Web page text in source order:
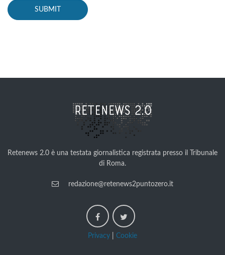
Retenews 2.0 è una testata giornalistica registrata presso il Tribunale
di Roma.
redazione@retenews2puntozero.it
Privacy Cookie